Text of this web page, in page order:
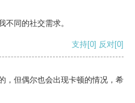
不同的社交需求。
支持[0] 反对[0]
，但偶尔也会出现卡顿的情况，希